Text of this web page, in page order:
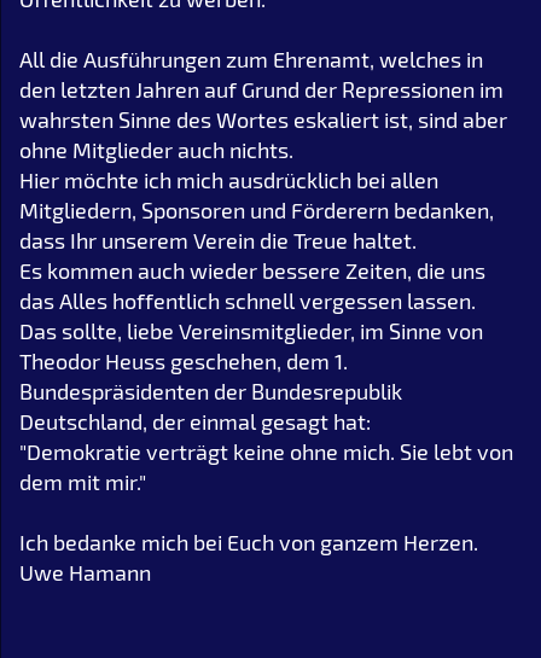
All die Ausführungen zum Ehrenamt, welches in
den letzten Jahren auf Grund der Repressionen im
wahrsten Sinne des Wortes eskaliert ist, sind aber
ohne Mitglieder auch nichts.
Hier möchte ich mich ausdrücklich bei allen
Mitgliedern, Sponsoren und Förderern bedanken,
dass Ihr unserem Verein die Treue haltet.
Es kommen auch wieder bessere Zeiten, die uns
das Alles hoffentlich schnell vergessen lassen.
Das sollte, liebe Vereinsmitglieder, im Sinne von
Theodor Heuss geschehen, dem 1.
Bundespräsidenten der Bundesrepublik
Deutschland, der einmal gesagt hat:
"Demokratie verträgt keine ohne mich. Sie lebt von
dem mit mir."
Ich bedanke mich bei Euch von ganzem Herzen.
Uwe Hamann